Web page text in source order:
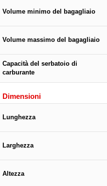
Volume minimo del bagagliaio
Volume massimo del bagagliaio
Capacità del serbatoio di
carburante
Dimensioni
Lunghezza
Larghezza
Altezza